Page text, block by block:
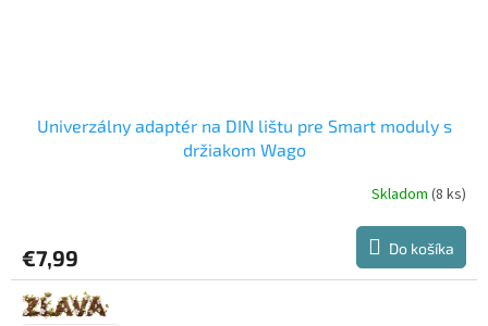
Univerzálny adaptér na DIN lištu pre Smart moduly s
držiakom Wago
Skladom (8 ks)
€7,99 Do košíka